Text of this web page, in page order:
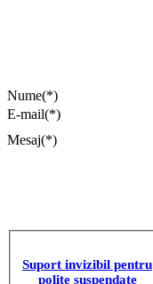
Nume(*)
E-mail(*)
Mesaj(*)
Suport invizibil pentru
polite suspendate